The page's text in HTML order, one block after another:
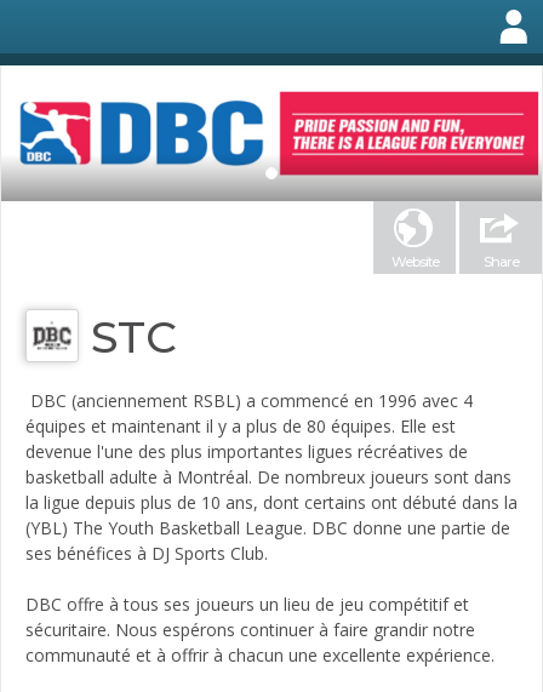
Website Share
STC
DBC (anciennement RSBL) a commencé en 1996 avec 4
équipes et maintenant il y a plus de 80 équipes. Elle est
devenue l'une des plus importantes ligues récréatives de
basketball adulte à Montréal. De nombreux joueurs sont dans
la ligue depuis plus de 10 ans, dont certains ont débuté dans la
(YBL) The Youth Basketball League. DBC donne une partie de
ses bénéfices à DJ Sports Club.
DBC offre à tous ses joueurs un lieu de jeu compétitif et
sécuritaire. Nous espérons continuer à faire grandir notre
communauté et à offrir à chacun une excellente expérience.